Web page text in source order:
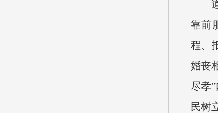
靠前
程、
婚丧
尽孝
民树